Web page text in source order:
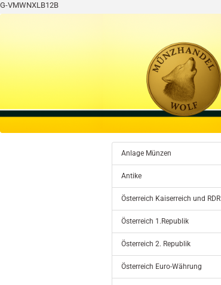
G-VMWNXLB12B
Anlage Münzen
Antike
Österreich Kaiserreich und RDR
Österreich 1.Republik
Österreich 2. Republik
Österreich Euro-Währung